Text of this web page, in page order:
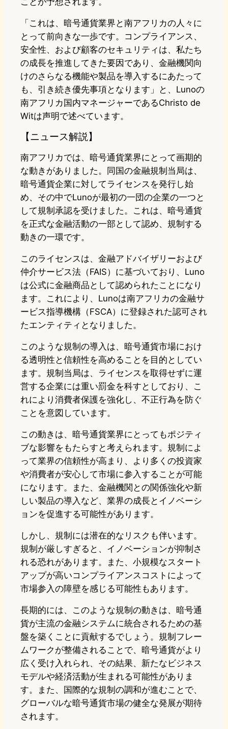
「これは、暗号通貨業界と南アフリカの人々に
とって前向きな一歩です。コンプライアンス、
安全性、および顧客のセキュリティは、私たち
の成長を推進してきた要因であり、金融機関向
けのさらなる機能や製品を導入するにあたって
も、引き続き優先事項となります」と、Lunoの
南アフリカ国内マネージャーであるChristo de
Witは声明で述べています。
【ニュース解説】
南アフリカでは、暗号通貨業界にとって画期的
な動きがありました。同国の金融規制当局は、
暗号通貨企業に対してライセンスを発行し始
め、その中でLunoが最初の一団の企業の一つと
して規制承認を受けました。これは、暗号通貨
を正式な金融活動の一部として認め、規制する
動きの一環です。
このライセンスは、金融アドバイザリーおよび
仲介サービス法（FAIS）に基づいており、Luno
は公式に金融商品として認められたことになり
ます。これにより、Lunoは南アフリカの金融サ
ービス指導機構（FSCA）に登録された認可され
たエンティティとなりました。
このような規制の導入は、暗号通貨市場におけ
る透明性と信頼性を高めることを目的としてい
ます。規制当局は、ライセンスを取得せずに運
営する企業には重い罰金を科すとしており、こ
れにより消費者保護を強化し、不正行為を防ぐ
ことを意図しています。
この動きは、暗号通貨業界にとってもポジティ
ブな影響をもたらすと考えられます。規制によ
って業界の信頼性が高まり、より多くの投資家
や消費者が安心して市場に参入することが可能
になります。また、金融機関との関係強化や新
しい製品の導入など、業界の成長とイノベーシ
ョンを促進する可能性があります。
しかし、規制には潜在的なリスクも伴います。
規制が厳しすぎると、イノベーションが抑制さ
れる恐れがあります。また、小規模なスタート
アップが高いコンプライアンスコストによって
市場参入の障壁を感じる可能性もあります。
長期的には、このような規制の動きは、暗号通
貨が主流の金融システムに統合されるための基
盤を築くことに貢献するでしょう。規制フレー
ムワークが整備されることで、暗号通貨がより
広く受け入れられ、その結果、新たなビジネス
モデルや経済活動が生まれる可能性がありま
す。また、国際的な規制の調和が進むことで、
グローバルな暗号通貨市場の健全な発展が期待
されます。